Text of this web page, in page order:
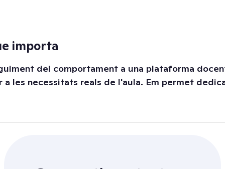
importa
del comportament a una plataforma
les necessitats reals de l'aula. Em permet